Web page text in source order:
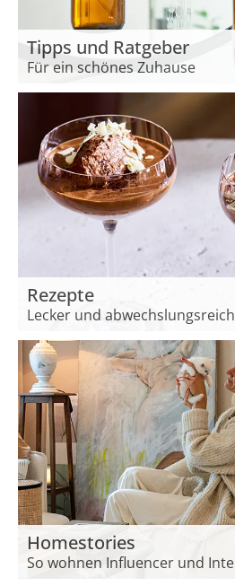
Tipps und Ratgeber
Für ein schönes Zuhause
Rezepte
Lecker und abwechslungsreich
Homestories